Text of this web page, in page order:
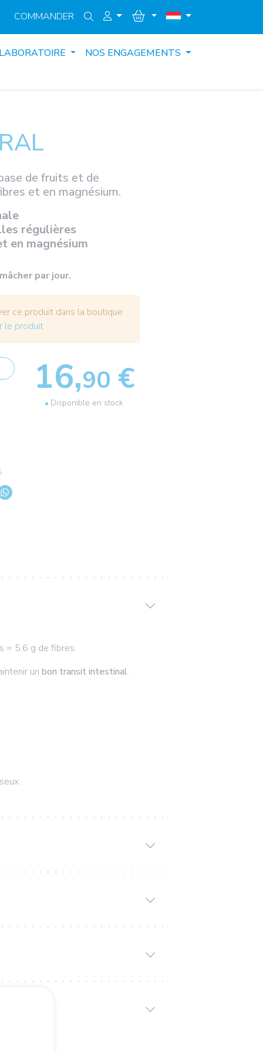
COMMANDER
NOS ENGAGEMENTS
de fruits et de
et en magnésium.
régulières
en magnésium
par jour.
ce produit dans la boutique
le produit
16,90 €
Disponible en stock
= 5,6 g de fibres.
un bon transit intestinal.